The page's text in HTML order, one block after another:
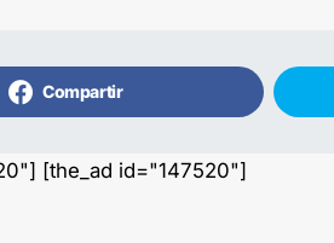
Compartir
[the_ad id="147520"]